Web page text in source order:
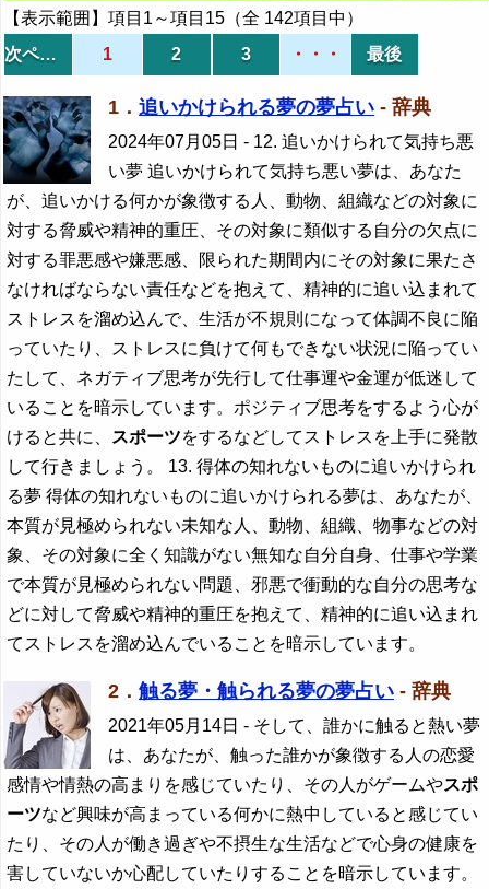
【表示範囲】項目1～項目15（全 142項目中）
次ページ
1 2 3 ・・・ 最後
1． 追いかけられる夢の夢占い - 辞典
2024年07月05日 - 12. 追いかけられて気持ち悪
い夢 追いかけられて気持ち悪い夢は、あなた
が、追いかける何かが象徴する人、動物、組織などの対象に
対する脅威や精神的重圧、その対象に類似する自分の欠点に
対する罪悪感や嫌悪感、限られた期間内にその対象に果たさ
なければならない責任などを抱えて、精神的に追い込まれて
ストレスを溜め込んで、生活が不規則になって体調不良に陥
っていたり、ストレスに負けて何もできない状況に陥ってい
たして、ネガティブ思考が先行して仕事運や金運が低迷して
いることを暗示しています。ポジティブ思考をするよう心が
けると共に、
スポーツをするなどしてストレスを上手に発散
して行きましょう。 13. 得体の知れないものに追いかけられ
る夢 得体の知れないものに追いかけられる夢は、あなたが、
本質が見極められない未知な人、動物、組織、物事などの対
象、その対象に全く知識がない無知な自分自身、仕事や学業
で本質が見極められない問題、邪悪で衝動的な自分の思考な
どに対して脅威や精神的重圧を抱えて、精神的に追い込まれ
てストレスを溜め込んでいることを暗示しています。
2． 触る夢・触られる夢の夢占い - 辞典
2021年05月14日 - そして、誰かに触ると熱い夢
は、あなたが、触った誰かが象徴する人の恋愛
感情や情熱の高まりを感じていたり、その人がゲームやスポ
ーツなど興味が高まっている何かに熱中していると感じてい
たり、その人が働き過ぎや不摂生な生活などで心身の健康を
害していないか心配していたりすることを暗示しています。